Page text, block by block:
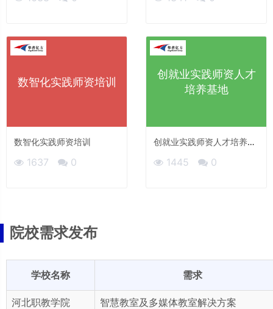
数智化实践师资培训
数智化实践师资培训
1637 0
创就业实践师资人才
培养基地
创就业实践师资人才培养基
1445 0
院校需求发布
学校名称 需求
河北职教学院 智慧教室及多媒体教室解决方案